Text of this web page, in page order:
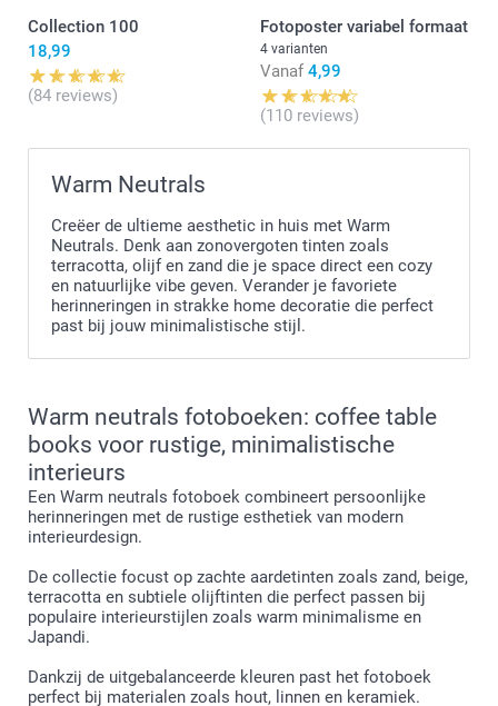
Collection 100
18,99
(84 reviews)
Fotoposter variabel formaat
4 varianten
Vanaf 4,99
(110 reviews)
Warm Neutrals
Creëer de ultieme aesthetic in huis met Warm
Neutrals. Denk aan zonovergoten tinten zoals
terracotta, olijf en zand die je space direct een cozy
en natuurlijke vibe geven. Verander je favoriete
herinneringen in strakke home decoratie die perfect
past bij jouw minimalistische stijl.
Warm neutrals fotoboeken: coffee table
books voor rustige, minimalistische
interieurs
Een Warm neutrals fotoboek combineert persoonlijke
herinneringen met de rustige esthetiek van modern
interieurdesign.
De collectie focust op zachte aardetinten zoals zand, beige,
terracotta en subtiele olijftinten die perfect passen bij
populaire interieurstijlen zoals warm minimalisme en
Japandi.
Dankzij de uitgebalanceerde kleuren past het fotoboek
perfect bij materialen zoals hout, linnen en keramiek.